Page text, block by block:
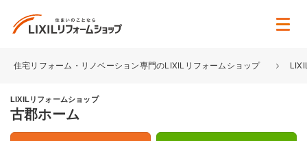
住宅リフォーム・リノベーション専門のLIXILリフォームショップ
LIXILリフォームショップ
古郡ホーム